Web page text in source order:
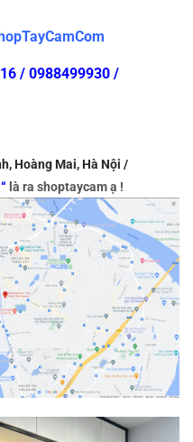
/ 0988499930 /
Hoàng Mai, Hà Nội /
là ra shoptaycam ạ !